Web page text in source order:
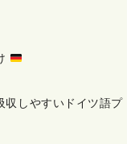
収しやすい ドイツ語プ